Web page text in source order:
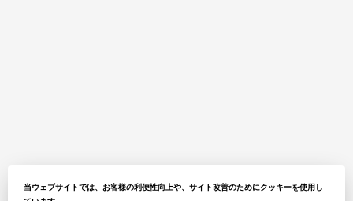
当ウェブサイトでは、お客様の利便性向上や、サイト改善のためにクッキーを使用し